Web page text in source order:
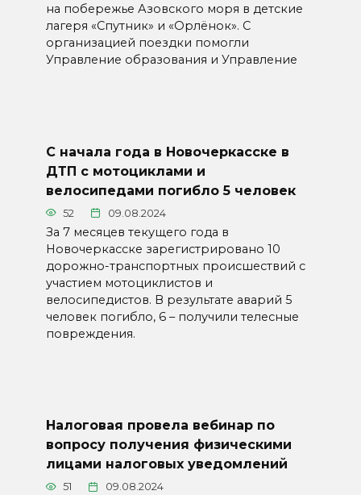
на побережье Азовского моря в детские
лагеря «Спутник» и «Орлёнок». С
организацией поездки помогли
Управление образования и Управление
С начала года в Новочеркасске в
ДТП с мотоциклами и
велосипедами погибло 5 человек
52 09.08.2024
За 7 месяцев текущего года в
Новочеркасске зарегистрировано 10
дорожно-транспортных происшествий с
участием мотоциклистов и
велосипедистов. В результате аварий 5
человек погибло, 6 – получили телесные
повреждения.
Налоговая провела вебинар по
вопросу получения физическими
лицами налоговых уведомлений
51 09.08.2024